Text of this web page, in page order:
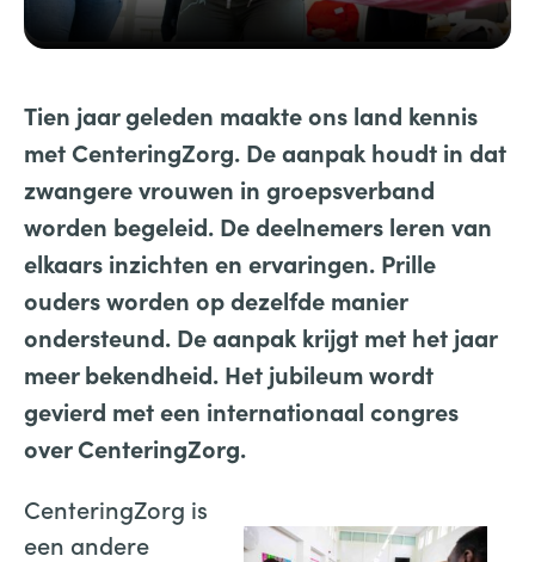
Tien jaar geleden maakte ons land kennis
met CenteringZorg. De aanpak houdt in dat
zwangere vrouwen in groepsverband
worden begeleid. De deelnemers leren van
elkaars inzichten en ervaringen. Prille
ouders worden op dezelfde manier
ondersteund. De aanpak krijgt met het jaar
meer bekendheid. Het jubileum wordt
gevierd met een internationaal congres
over CenteringZorg.
CenteringZorg is
een andere